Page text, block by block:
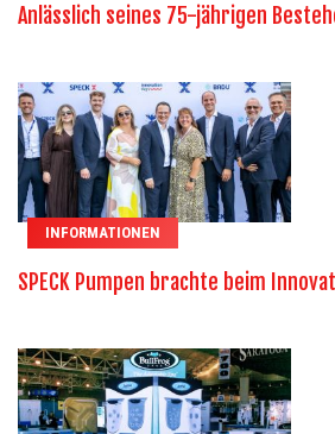
Anlässlich seines 75-jährigen
INFORMATIONEN
SPECK Pumpen brachte beim